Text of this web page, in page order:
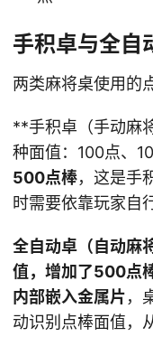
手积卓与全自
两类麻将桌使用的
**手积卓（手动麻
种面值：100点、
500点棒，这是手
时需要依靠玩家自
全自动卓（自动麻
值，增加了500点
内部嵌入金属片，
动识别点棒面值，